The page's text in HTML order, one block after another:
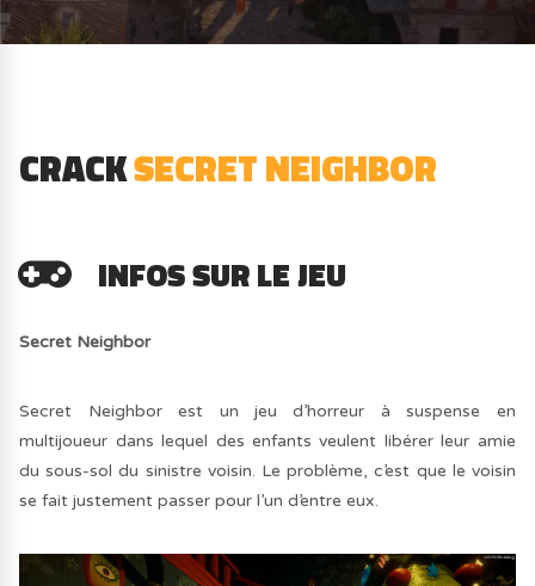
CRACKSECRET NEIGHBOR
INFOS SUR LE JEU
Secret Neighbor
Secret Neighbor est un jeu d’horreur à suspense en
multijoueur dans lequel des enfants veulent libérer leur amie
du sous-sol du sinistre voisin. Le problème, c’est que le voisin
se fait justement passer pour l’un d’entre eux.